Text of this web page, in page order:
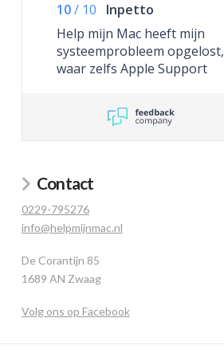
10/ 10
Inpetto
Help mijn Mac heeft mijn
systeemprobleem opgelost,
waar zelfs Apple Support
Contact
0229-795276
info@helpmijnmac.nl
De Corantijn 85
1689 AN Zwaag
Volg ons op Facebook